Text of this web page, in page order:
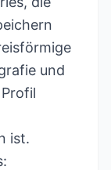
und
ist.